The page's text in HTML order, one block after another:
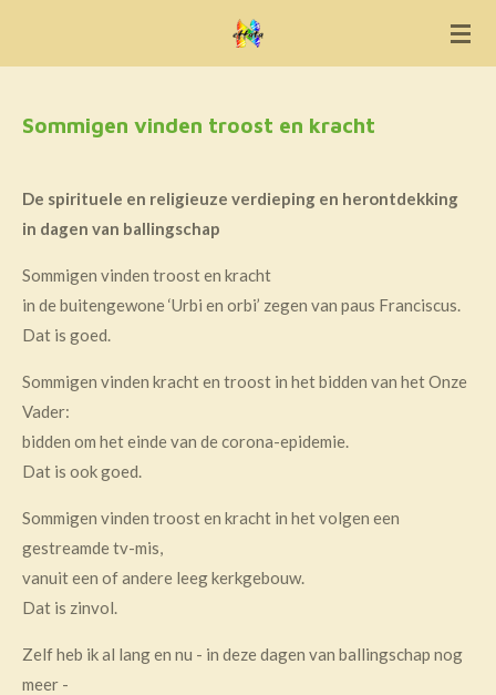
deSommigen vinden troost en kracht
De spirituele en religieuze verdieping en herontdekking
in dagen van ballingschap
Sommigen vinden troost en kracht
in de buitengewone ‘Urbi en orbi’ zegen van paus Franciscus.
Dat is goed.
Sommigen vinden kracht en troost in het bidden van het Onze
Vader:
bidden om het einde van de corona-epidemie.
Dat is ook goed.
Sommigen vinden troost en kracht in het volgen een
gestreamde tv-mis,
vanuit een of andere leeg kerkgebouw.
Dat is zinvol.
Zelf heb ik al lang en nu - in deze dagen van ballingschap nog
meer -